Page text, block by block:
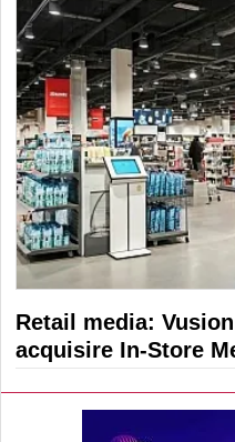
Retail media:
acquisire In-Store